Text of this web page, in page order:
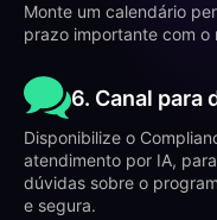
Monte um calendário
prazo importante com o
6. Canal para
Disponibilize o
atendimento por IA,
dúvidas sobre o
e segura.